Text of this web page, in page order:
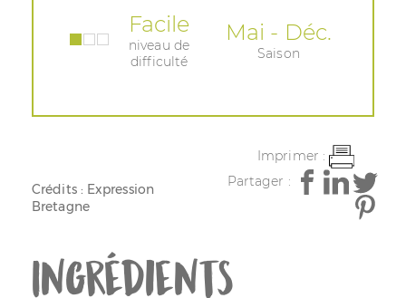
Facile
niveau de
difficulté
Mai - Déc.
Saison
Crédits : Expression
Bretagne
Imprimer :
Partager :
Ingrédients